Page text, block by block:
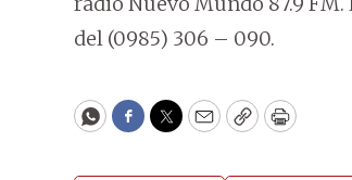
del (0985) 306 – 090.
WhatsApp
Facebook
Twitter
EmailCopyPrint